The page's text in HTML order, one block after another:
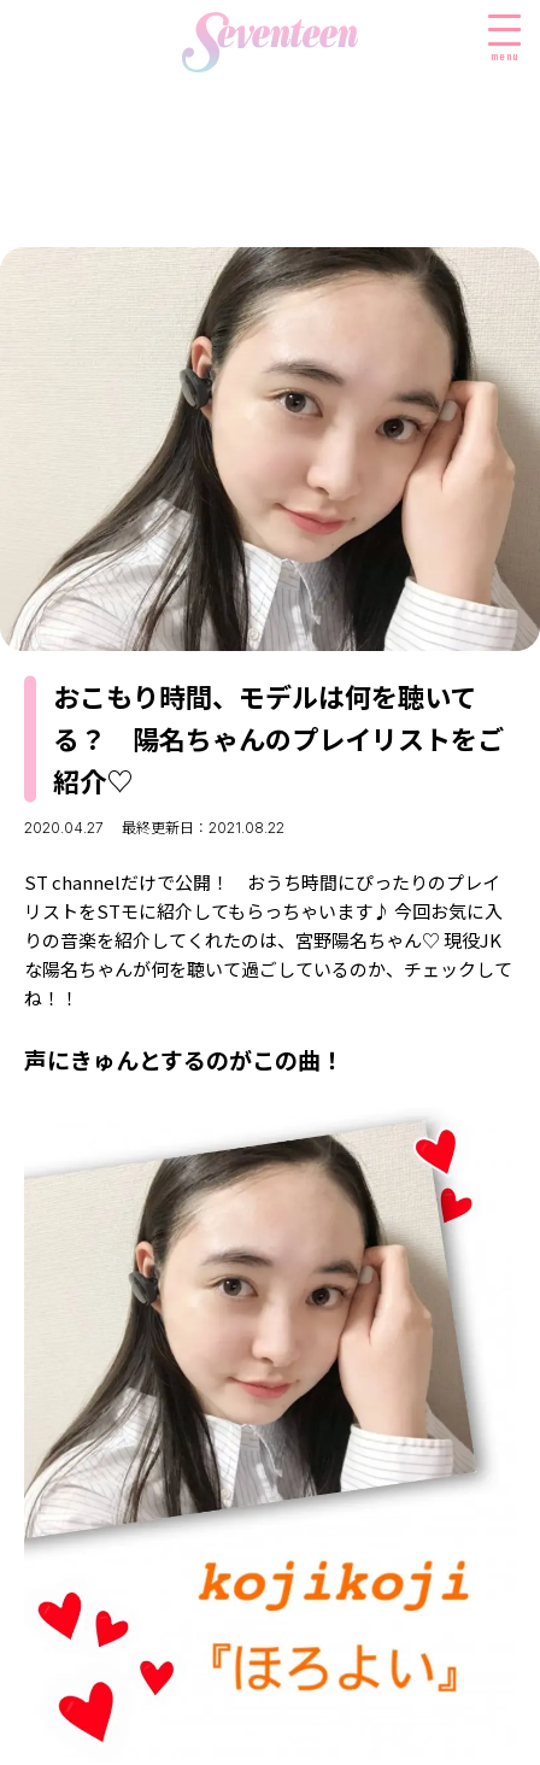
menu
FASHION
ファッションニュース
モデル私服
ビューティニュース
トレンドメイク
ベストコスメ
ヘアアレンジ・ヘアケア
スキンケア
ボディケア
スクールニュース
学校ヘアメイク
勉強・受験・進路
ENTERTAINMENT
エンタメニュース
なにわ男子
K-POP
LIFESTYLE
ライフスタイルニュース
JKランキング・アワード
モデルの購入品
おでかけ
お悩み相談
JK TREND
JKトレンドニュース
MODELS
MODEL'S BLOG
TikTok
Instagram
YouTube
FORTUNE
ゲッターズ飯田
ミスセブンティーンニュース
MAGAZINE
バックナンバー
INFORMATION
Seventeen
ST member
新規会員登録・ログイン
おこもり時間、モデルは何を聴いて
る？ 陽名ちゃんのプレイリストをご
紹介♡
2020.04.27 最終更新日：2021.08.22
ST channelだけで公開！ おうち時間にぴったりのプレイ
リストをSTモに紹介してもらっちゃいます♪ 今回お気に入
りの音楽を紹介してくれたのは、宮野陽名ちゃん♡ 現役JK
な陽名ちゃんが何を聴いて過ごしているのか、チェックして
ね！！
声にきゅんとするのがこの曲！